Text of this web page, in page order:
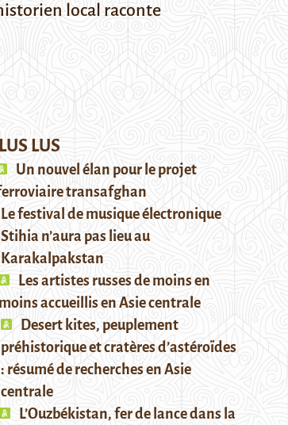
local raconte
LUS
Un nouvel élan pour le projet
transafghan
Le festival de musique électronique
Stihia n’aura pas lieu au
Karakalpakstan
Les artistes russes de moins en
moins accueillis en Asie centrale
Desert kites, peuplement
préhistorique et cratères d’astéroïdes
: résumé de recherches en Asie
centrale
L’Ouzbékistan, fer de lance dans la